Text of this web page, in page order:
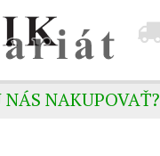
NÁS NAKUPOVAŤ?